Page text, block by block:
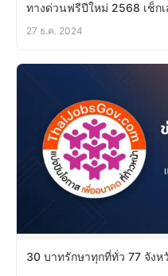
ทางด่วนฟรีปีใหม่ 2568 เช็ก
27 ธ.ค. 2024
30 บาทรักษาทุกที่ทั่ว 77 จัง